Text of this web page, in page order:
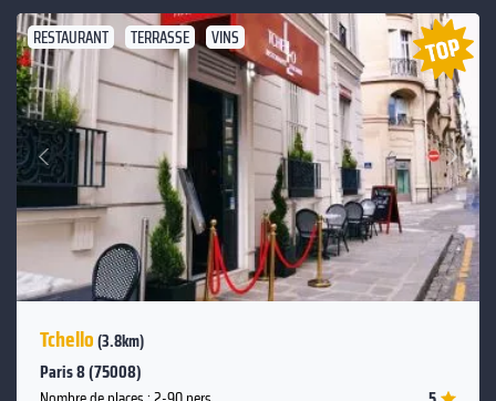
RESTAURANT TERRASSE VINS
Précédent
Suivant
Tchello(3.8km)
Paris 8 (75008)